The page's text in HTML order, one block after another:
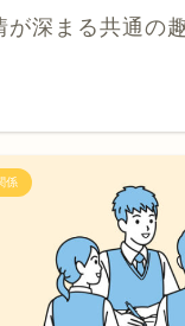
が深まる共通の
係